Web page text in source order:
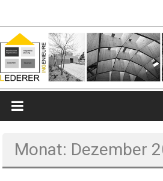
lederer-
ingenieure.de
Ingenieurbüro
für
Monat: Dezember